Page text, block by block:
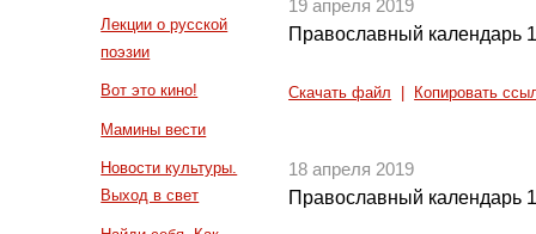
Лекции о русской
поэзии
Вот это кино!
Мамины вести
Новости культуры.
Выход в свет
19 апреля 2019
Православный календарь
Скачать файл Копировать
18 апреля 2019
Православный календарь